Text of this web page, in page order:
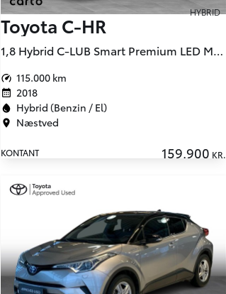
HYBRID
Toyota C-HR
1,8 Hybrid C-LUB Smart Premium LED Multidrive S 122HK 5d Aut.
115.000 km
2018
Hybrid (Benzin / El)
Næstved
KONTANT 159.900 KR.